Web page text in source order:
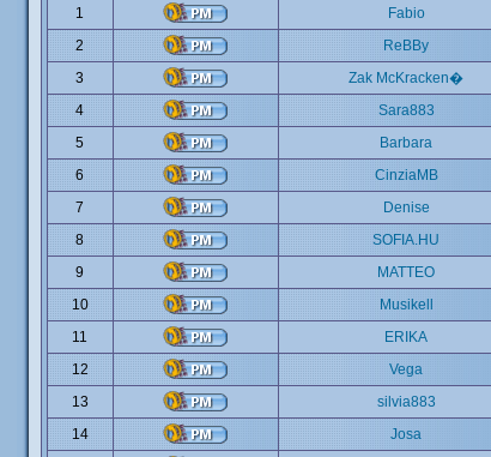
1 Fabio
2
ReBBy
3
Zak McKracken�
4
Sara883
5
Barbara
6
CinziaMB
7
Denise
8
SOFIA.HU
9
MATTEO
10
Musikell
11
ERIKA
12
Vega
13
silvia883
14
Josa